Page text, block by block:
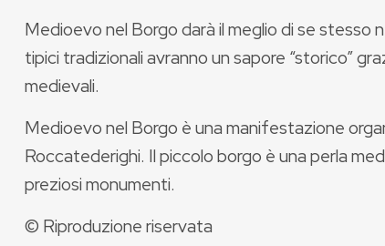
Medioevo nel Borgo darà il meglio di se stesso
tipici tradizionali avranno un sapore “storico”
medievali.
Medioevo nel Borgo è una manifestazione
Roccatederighi. Il piccolo borgo è una perla
preziosi monumenti.
© Riproduzione riservata